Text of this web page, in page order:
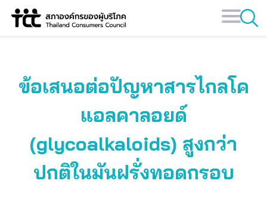
Skip
ข้อเสนอต่อปัญหาสารไกลโค
แอลคาลอยด์
(glycoalkaloids) สูงกว่า
ปกติในมันฝรั่งทอดกรอบ